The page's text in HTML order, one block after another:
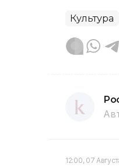
Культура
12:00, 07